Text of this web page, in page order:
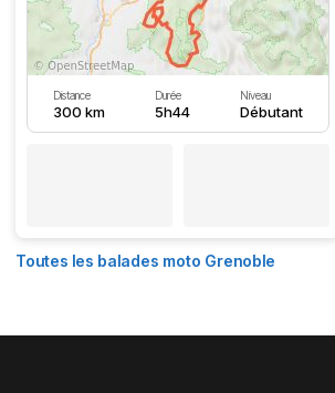
Distance
300 km
Durée
5h44
Niveau
Débutant
Toutes les balades moto Grenoble